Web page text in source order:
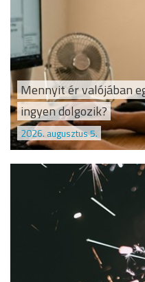
Mennyit ér valójában
ingyen dolgozik?
2026. augusztus 5.